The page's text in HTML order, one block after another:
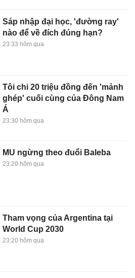
Sáp nhập đại học, 'đường ray'
nào để về đích đúng hạn?
23:33 hôm qua
Tôi chi 20 triệu đồng đến 'mảnh
ghép' cuối cùng của Đông Nam
Á
23:30 hôm qua
MU ngừng theo đuổi Baleba
23:20 hôm qua
Tham vọng của Argentina tại
World Cup 2030
23:20 hôm qua